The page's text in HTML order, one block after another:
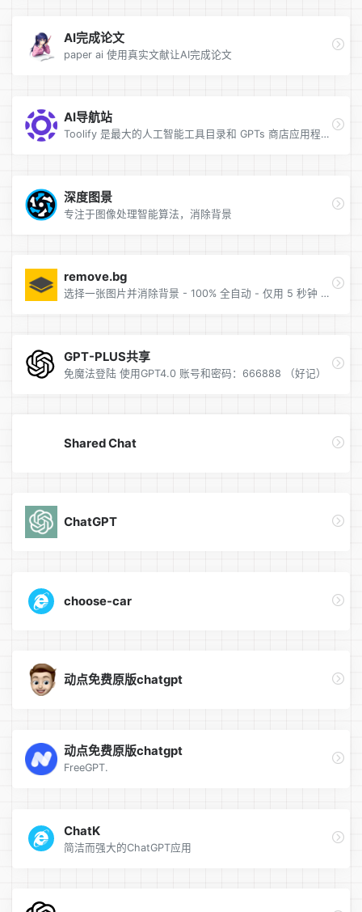
AI完成论文
paper ai 使用真实文献让AI完成论文
AI导航站
Toolify 是最大的人工智能工具目录和 GPTs 商店应用程序。
深度图景
专注于图像处理智能算法，消除背景
remove.bg
选择一张图片并消除背景 - 100% 全自动 - 仅用 5 秒钟 - 无需点击 - 而且免费。
GPT-PLUS共享
免魔法登陆 使用GPT4.0 账号和密码：666888 （好记）
Shared Chat
ChatGPT
choose-car
动点免费原版chatgpt
动点免费原版chatgpt
FreeGPT.
ChatK
简洁而强大的ChatGPT应用